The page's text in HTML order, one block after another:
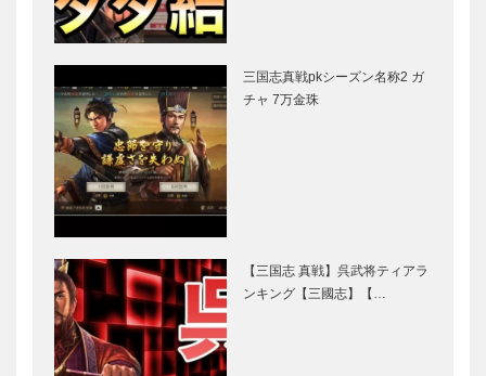
三国志真戦pkシーズン名称2 ガ
チャ 7万金珠
【三国志 真戦】呉武将ティアラ
ンキング【三國志】【…